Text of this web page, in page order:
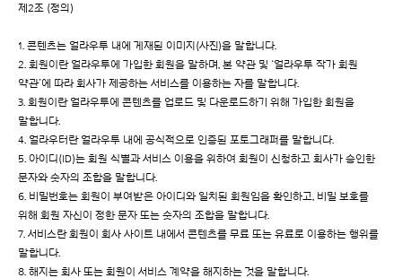
제2조 (정의)
1. 콘텐츠는 얼라우투 내에 게재된 이미지(사진)을 말합니다.
2. 회원이란 얼라우투에 가입한 회원을 말하며, 본 약관 및 ‘얼라우투 작가 회원
약관’에 따라 회사가 제공하는 서비스를 이용하는 자를 말합니다.
3. 회원이란 얼라우투에 콘텐츠를 업로드 및 다운로드하기 위해 가입한 회원을
말합니다.
4. 얼라우터란 얼라우투 내에 공식적으로 인증된 포토그래퍼를 말합니다.
5. 아이디(ID)는 회원 식별과 서비스 이용을 위하여 회원이 신청하고 회사가 승인한
문자와 숫자의 조합을 말합니다.
6. 비밀번호는 회원이 부여받은 아이디와 일치된 회원임을 확인하고, 비밀 보호를
위해 회원 자신이 정한 문자 또는 숫자의 조합을 말합니다.
7. 서비스란 회원이 회사 사이트 내에서 콘텐츠를 무료 또는 유료로 이용하는 행위를
말합니다.
8. 해지는 회사 또는 회원이 서비스 계약을 해지하는 것을 말합니다.